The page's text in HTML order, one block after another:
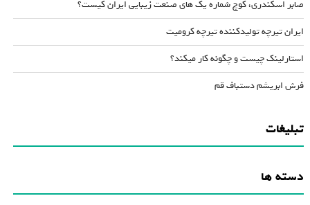
صابر اسکندری، کوچ شماره یک های صنعت زیبایی ایران کیست؟
ایران تیرچه تولیدکننده تیرچه کرومیت
استارلینک چیست و چگونه کار میکند؟
فرش ابریشم دستباف قم
تبلیغات
دسته ها